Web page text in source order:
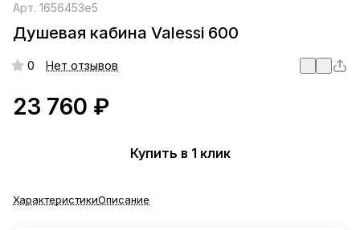
Арт. 1656453е5
Душевая кабина Valessi 600
0 Нет отзывов
23 760 ₽
Купить в 1 клик
ХарактеристикиОписание